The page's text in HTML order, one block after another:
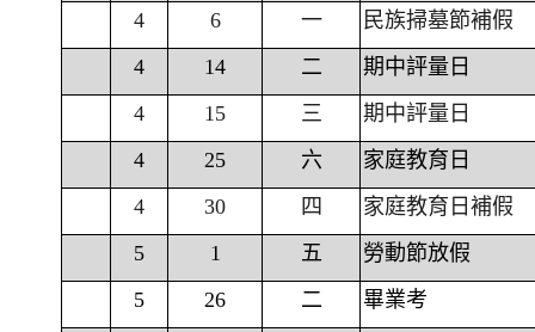
4
6 一
民族掃墓節補假
4
14 二
期中評量日
4
15 三
期中評量日
4
25 六
家庭教育日
4
30 四
家庭教育日補假
5
1 五
勞動節放假
5
26 二
畢業考